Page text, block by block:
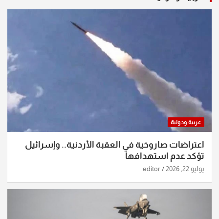
عربية ودولية
اعتراضات صاروخية في العقبة الأردنية.. وإسرائيل
تؤكد عدم استهدافها
يوليو 22, 2026 editor